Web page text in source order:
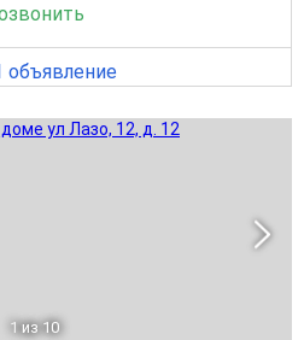
объявление
1 из 10